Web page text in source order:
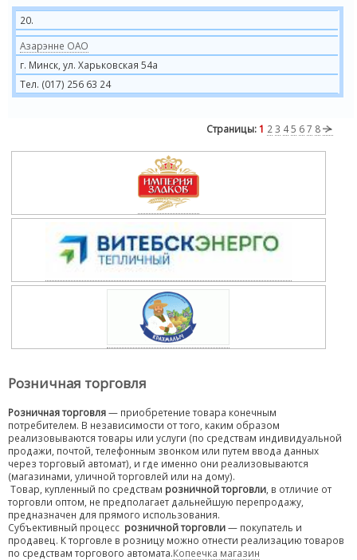
20.
Азарэнне ОАО
г. Минск, ул. Харьковская 54а
Тел. (017) 256 63 24
Страницы: 1 2 3 45 67 8
Розничная торговля
Розничная торговля— приобретение товара конечным
потребителем. В независимости от того, каким образом
реализовываются товары или услуги (по средствам индивидуальной
продажи, почтой, телефонным звонком или путем ввода данных
через торговый автомат), и где именно они реализовываются
(магазинами, уличной торговлей или на дому).
Товар, купленный по средствам розничной торговли , в отличие от
торговли оптом, не предполагает дальнейшую перепродажу,
предназначен для прямого использования.
Субъективный процесс розничной торговли— покупатель и
продавец. К торговле в розницу можно отнести реализацию товаров
по средствам торгового автомата.Копеечка магазин